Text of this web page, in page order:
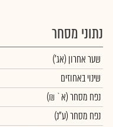
נתוני מסחר
שער אחרון (אג')
שינוי באחוזים
נפח מסחר(א` ₪)
נפח מסחר(ע"נ)